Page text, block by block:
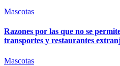
Mascotas
Razones por las que no se
transportes y restaurantes
Mascotas